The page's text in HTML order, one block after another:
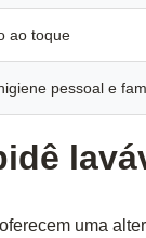
ao toque
pessoal e
uma